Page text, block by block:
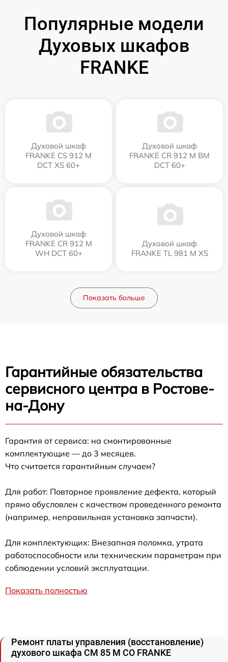
Популярные модели
Духовых шкафов
FRANKE
Духовой шкаф
FRANKE CS 912 M
DCT XS 60+
Духовой шкаф
FRANKE CR 912 M BM
DCT 60+
Духовой шкаф
FRANKE CR 912 M
WH DCT 60+
Духовой шкаф
FRANKE TL 981 M XS
Показать больше
Гарантийные обязательства
сервисного центра в Ростове-
на-Дону
Гарантия от сервиса: на смонтированные
комплектующие — до 3 месяцев.
Что считается гарантийным случаем?
Для работ: Повторное проявление дефекта, который
прямо обусловлен с качеством проведенного ремонта
(например, неправильная установка запчасти).
Для комплектующих: Внезапная поломка, утрата
работоспособности или техническим параметрам при
соблюдении условий эксплуатации.
Показать полностью
Ремонт платы управления (восстановление)
духового шкафа CM 85 M CO FRANKE